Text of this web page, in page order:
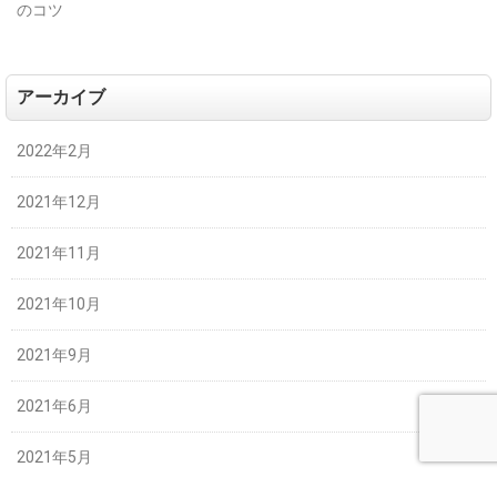
のコツ
アーカイブ
2022年2月
2021年12月
2021年11月
2021年10月
2021年9月
2021年6月
2021年5月